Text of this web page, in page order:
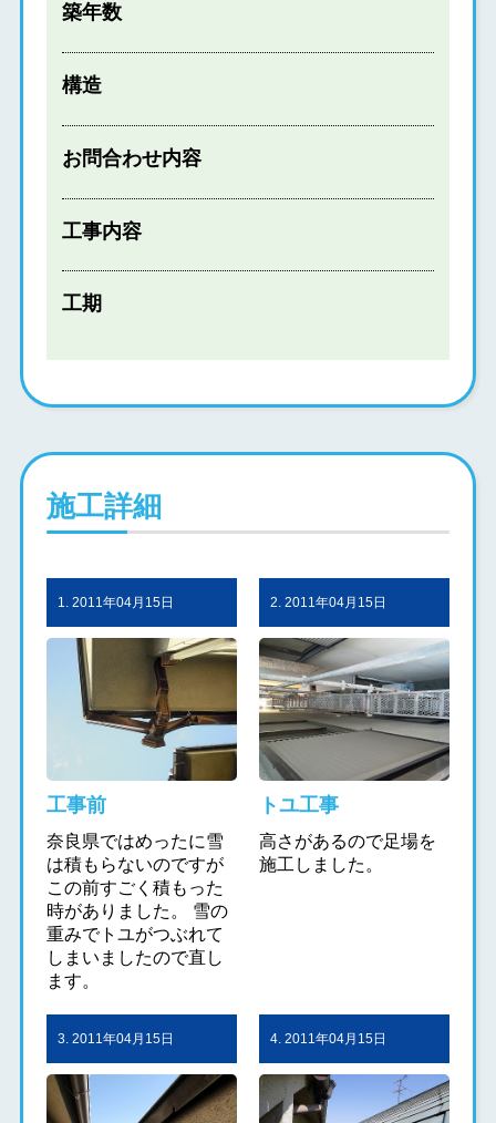
築年数
構造
お問合わせ内容
工事内容
工期
施工詳細
1. 2011年04月15日
工事前
奈良県ではめったに雪
は積もらないのですが
この前すごく積もった
時がありました。 雪の
重みでトユがつぶれて
しまいましたので直し
ます。
2. 2011年04月15日
トユ工事
高さがあるので足場を
施工しました。
3. 2011年04月15日 4. 2011年04月15日